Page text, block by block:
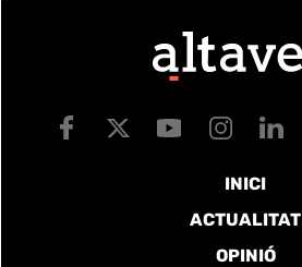
INICI
ACTUALITAT
OPINIÓ